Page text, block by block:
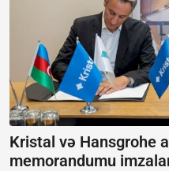
Kristal və Hansgrohe
memorandumu